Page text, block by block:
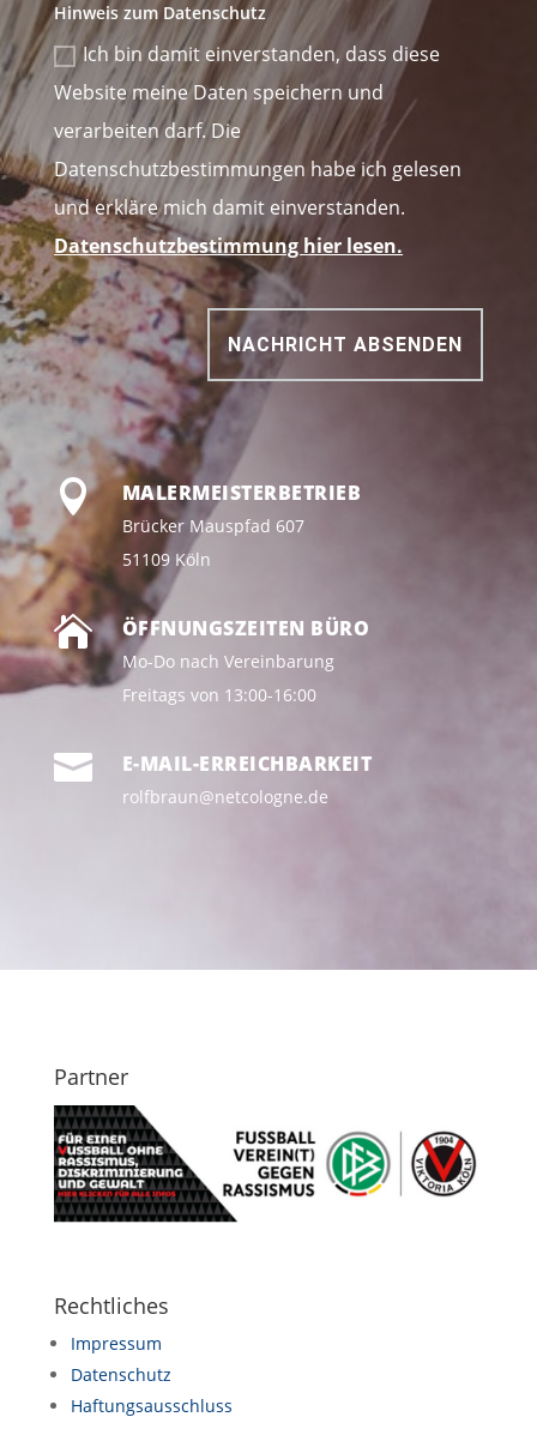
Hinweis zum Datenschutz
Ich bin damit einverstanden, dass diese
Website meine Daten speichern und
verarbeiten darf. Die
Datenschutzbestimmungen habe ich gelesen
und erkläre mich damit einverstanden.
Datenschutzbestimmung hier lesen.
NACHRICHT ABSENDEN
 MALERMEISTERBETRIEB
Brücker Mauspfad 607
51109 Köln
 ÖFFNUNGSZEITEN BÜRO
Mo-Do nach Vereinbarung
Freitags von 13:00-16:00
 E-MAIL-ERREICHBARKEIT
rolfbraun@netcologne.de
Partner
Rechtliches
Impressum
Datenschutz
Haftungsausschluss